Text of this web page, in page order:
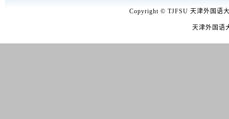
Copyright © TJFSU 天津外国语
天津外国语